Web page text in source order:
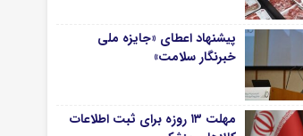
پیشنهاد اعطای «جایزه ملی
خبرنگار سلامت»
مهلت ۱۳ روزه برای ثبت اطلاعات